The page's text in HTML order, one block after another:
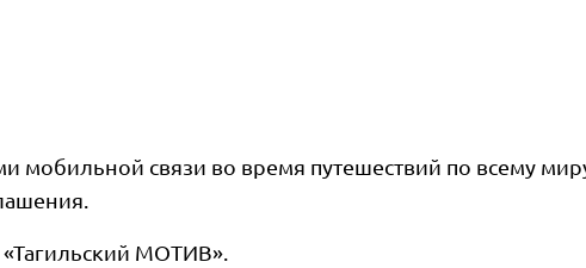
связи во время путешествий по всему
МОТИВ».